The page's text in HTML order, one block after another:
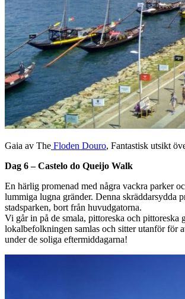
Gaia av The Floden Douro, Fantastisk utsikt
Dag 6 – Castelo do Queijo Walk
En härlig promenad med några vackra parker
lummiga lugna gränder. Denna skräddarsydda
stadsparken, bort från huvudgatorna.
Vi går in på de smala, pittoreska och pittoreska
lokalbefolkningen samlas och sitter utanför för
under de soliga eftermiddagarna!